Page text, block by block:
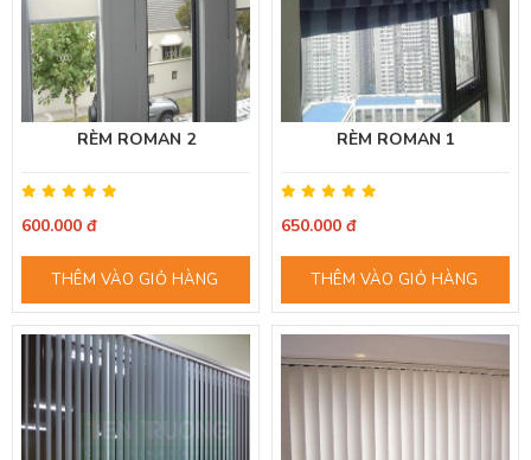
RÈM ROMAN 2
600.000 đ
THÊM VÀO GIỎ HÀNG
RÈM ROMAN 1
650.000 đ
THÊM VÀO GIỎ HÀNG